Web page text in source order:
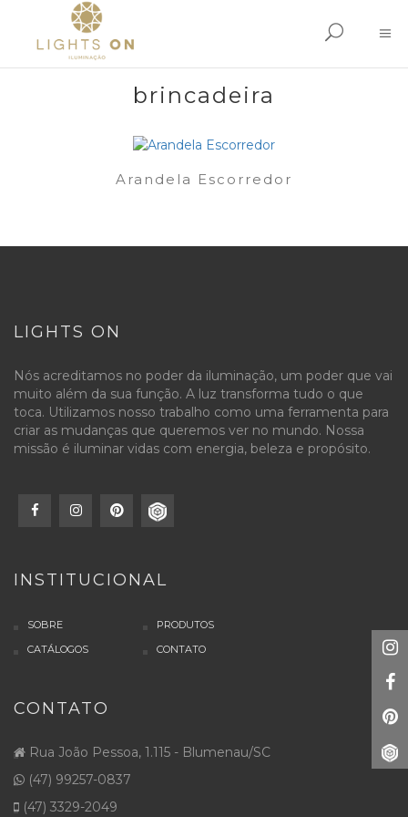
brincadeira
Arandela Escorredor
LIGHTS ON
Nós acreditamos no poder da iluminação, um poder que vai
muito além da sua função. A luz transforma tudo o que
toca. Utilizamos nosso trabalho como uma ferramenta para
criar as mudanças que queremos ver no mundo. Nossa
missão é iluminar vidas com energia, beleza e propósito.
INSTITUCIONAL
SOBRE
PRODUTOS
CATÁLOGOS
CONTATO
CONTATO
Rua João Pessoa, 1.115 - Blumenau/SC
(47) 99257-0837
(47) 3329-2049